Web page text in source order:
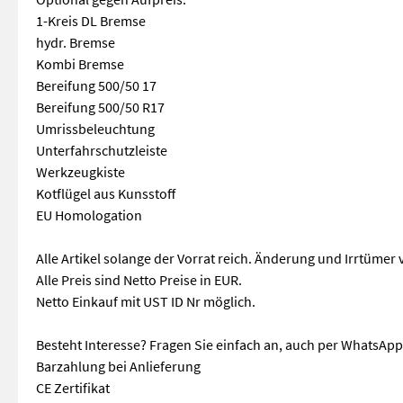
1-Kreis DL Bremse
hydr. Bremse
Kombi Bremse
Bereifung 500/50 17
Bereifung 500/50 R17
Umrissbeleuchtung
Unterfahrschutzleiste
Werkzeugkiste
Kotflügel aus Kunsstoff
EU Homologation
Alle Artikel solange der Vorrat reich. Änderung und Irrtümer
Alle Preis sind Netto Preise in EUR.
Netto Einkauf mit UST ID Nr möglich.
Besteht Interesse? Fragen Sie einfach an, auch per
Barzahlung bei Anlieferung
CE Zertifikat